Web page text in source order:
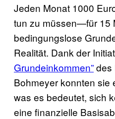
Jeden Monat 1000
tun zu müssen—für 15
bedingungslose
Realität. Dank der
Grundeinkommen”des
Bohmeyer konnten sie
was es bedeutet, sich
eine finanzielle